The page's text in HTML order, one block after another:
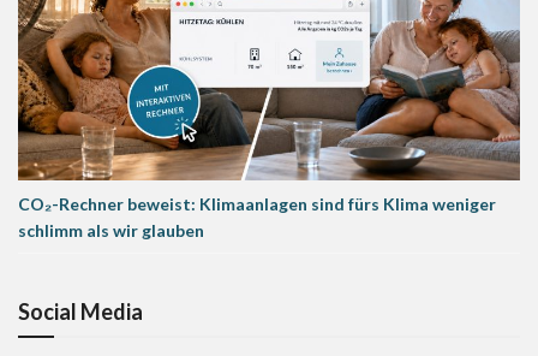
CO₂-Rechner beweist: Klimaanlagen sind fürs Klima weniger
schlimm als wir glauben
Social Media